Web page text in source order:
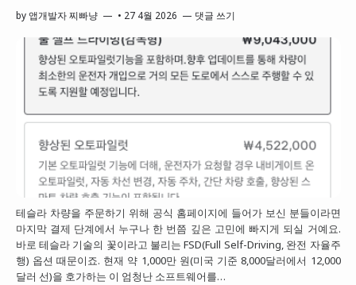
by앱개발자 찌빠냥 • 27 4월 2026 댓글 쓰기
테슬라 차량을 주문하기 위해 공식 홈페이지에 들어가 보신 분들이라면
마지막 결제 단계에서 누구나 한 번쯤 깊은 고민에 빠지게 되실 거예요.
바로 테슬라 기술의 꽃이라고 불리는 FSD(Full Self-Driving, 완전 자율주
행) 옵션 때문이죠. 현재 약 1,000만 원(미국 기준 8,000달러에서 12,000
달러 선)을 호가하는 이 엄청난 소프트웨어를…